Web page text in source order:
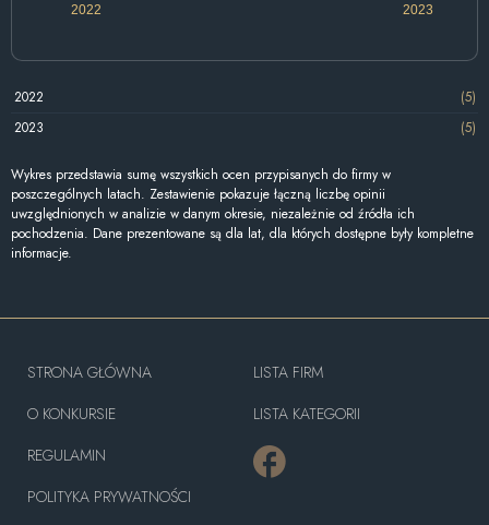
2022 2023
2022
(5)
2023
(5)
Wykres przedstawia sumę wszystkich ocen przypisanych do firmy w
poszczególnych latach. Zestawienie pokazuje łączną liczbę opinii
uwzględnionych w analizie w danym okresie, niezależnie od źródła ich
pochodzenia. Dane prezentowane są dla lat, dla których dostępne były kompletne
informacje.
STRONA GŁÓWNA
O KONKURSIE
REGULAMIN
POLITYKA PRYWATNOŚCI
LISTA FIRM
LISTA KATEGORII